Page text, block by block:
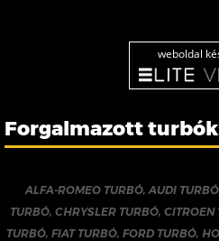
weboldal
Forgalmazott
ALFA-ROMEO TURBÓ,AUDI TURBÓ
TURBÓ, CHRYSLER TURBÓ, CITROEN
TURBÓ,FIAT TURBÓ,FORD TURBÓ,